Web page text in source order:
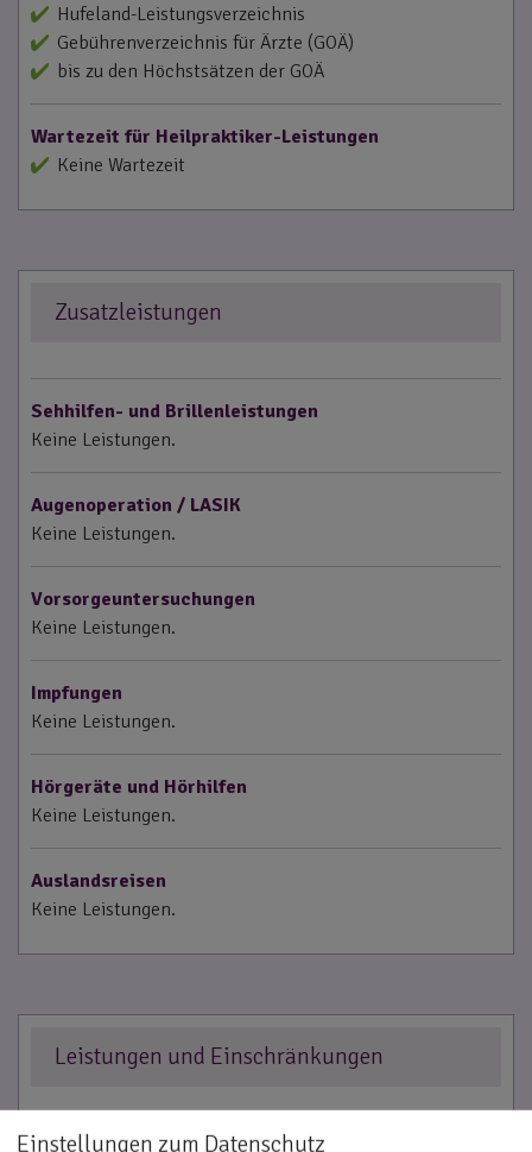
Hufeland-Leistungsverzeichnis
Gebührenverzeichnis für Ärzte (GOÄ)
bis zu den Höchstsätzen der GOÄ
Wartezeit für Heilpraktiker-Leistungen
Keine Wartezeit
Zusatzleistungen
Sehhilfen- und Brillenleistungen
Keine Leistungen.
Augenoperation / LASIK
Keine Leistungen.
Vorsorgeuntersuchungen
Keine Leistungen.
Impfungen
Keine Leistungen.
Hörgeräte und Hörhilfen
Keine Leistungen.
Auslandsreisen
Keine Leistungen.
Leistungen und Einschränkungen
Einstellungen zum Datenschutz